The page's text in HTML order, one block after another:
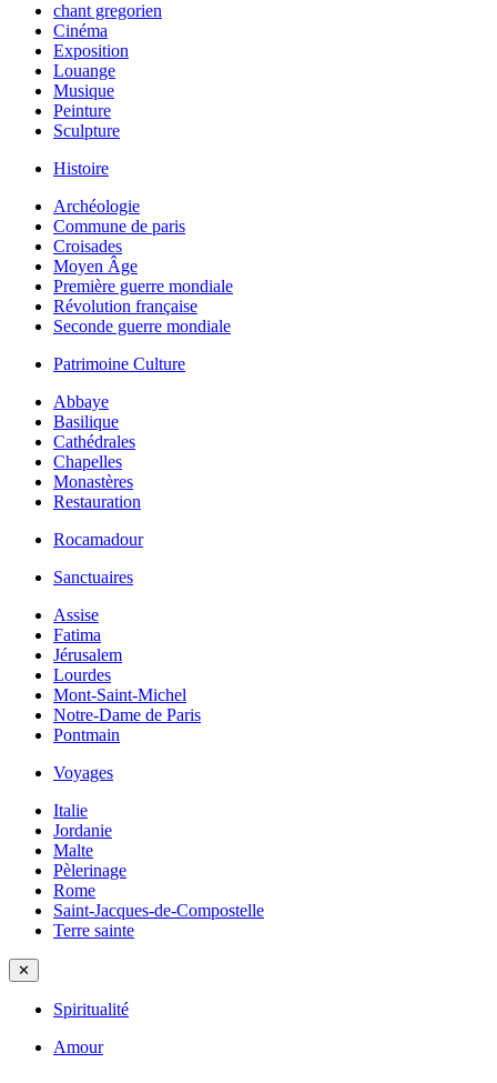
chant gregorien
Cinéma
Exposition
Louange
Musique
Peinture
Sculpture
Histoire
Archéologie
Commune de paris
Croisades
Moyen Âge
Première guerre mondiale
Révolution française
Seconde guerre mondiale
Patrimoine Culture
Abbaye
Basilique
Cathédrales
Chapelles
Monastères
Restauration
Rocamadour
Sanctuaires
Assise
Fatima
Jérusalem
Lourdes
Mont-Saint-Michel
Notre-Dame de Paris
Pontmain
Voyages
Italie
Jordanie
Malte
Pèlerinage
Rome
Saint-Jacques-de-Compostelle
Terre sainte
✕
Spiritualité
Amour